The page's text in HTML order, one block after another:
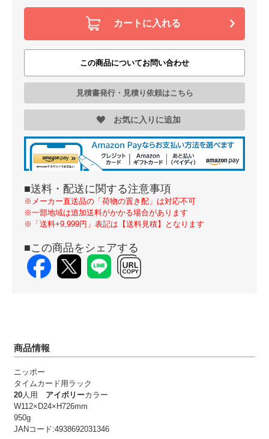
カートに入れる
この商品についてお問い合わせ
見積書発行・見積り依頼はこちら
お気に入りに追加
■送料・配送に関する注意事項
※メーカー直送品の「荷物の置き配」は対応不可
※一部地域は追加送料がかかる場合があります
※「送料+9,999円」表記は【送料見積】となります
■この商品をシェアする
商品情報
ニッポー
タイムカード用ラック
20人用 アイボリーカラー
W112×D24×H726mm
950g
JANコード:4938692031346